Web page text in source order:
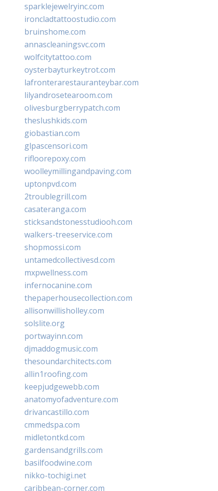
sparklejewelryinc.com
ironcladtattoostudio.com
bruinshome.com
annascleaningsvc.com
wolfcitytattoo.com
oysterbayturkeytrot.com
lafronterarestauranteybar.com
lilyandrosetearoom.com
olivesburgberrypatch.com
theslushkids.com
giobastian.com
glpascensori.com
rifloorepoxy.com
woolleymillingandpaving.com
uptonpvd.com
2troublegrill.com
casateranga.com
sticksandstonesstudiooh.com
walkers-treeservice.com
shopmossi.com
untamedcollectivesd.com
mxpwellness.com
infernocanine.com
thepaperhousecollection.com
allisonwillisholley.com
solslite.org
portwayinn.com
djmaddogmusic.com
thesoundarchitects.com
allin1roofing.com
keepjudgewebb.com
anatomyofadventure.com
drivancastillo.com
cmmedspa.com
midletontkd.com
gardensandgrills.com
basilfoodwine.com
nikko-tochigi.net
caribbean-corner.com